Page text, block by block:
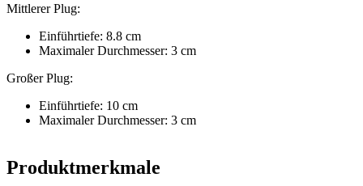
Mittlerer Plug:
Einführtiefe: 8.8 cm
Maximaler Durchmesser: 3 cm
Großer Plug:
Einführtiefe: 10 cm
Maximaler Durchmesser: 3 cm
Produktmerkmale